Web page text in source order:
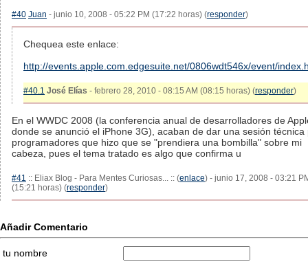
#40 Juan - junio 10, 2008 - 05:22 PM (17:22 horas) (responder)
Chequea este enlace:
http://events.apple.com.edgesuite.net/0806wdt546x/event/
#40.1 José Elías - febrero 28, 2010 - 08:15 AM (08:15 horas) (responder)
En el WWDC 2008 (la conferencia anual de desarrolladores de
donde se anunció el iPhone 3G), acaban de dar una sesión técnica
programadores que hizo que se "prendiera una bombilla" sobre mi
cabeza, pues el tema tratado es algo que confirma u
#41 :: Eliax Blog - Para Mentes Curiosas... :: (enlace) - junio 17, 2008 - 03:21
(15:21 horas) (responder)
Añadir Comentario
tu nombre